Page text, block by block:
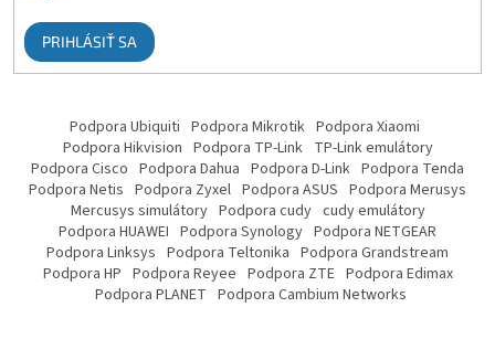
PRIHLÁSIŤ SA
Podpora Ubiquiti Podpora Mikrotik Podpora Xiaomi
Podpora Hikvision Podpora TP-Link TP-Link emulátory
Podpora Cisco Podpora Dahua Podpora D-Link Podpora Tenda
Podpora Netis Podpora Zyxel Podpora ASUS Podpora Merusys
Mercusys simulátory Podpora cudy cudy emulátory
Podpora HUAWEI Podpora Synology Podpora NETGEAR
Podpora Linksys Podpora Teltonika Podpora Grandstream
Podpora HP Podpora Reyee Podpora ZTE Podpora Edimax
Podpora PLANET Podpora Cambium Networks